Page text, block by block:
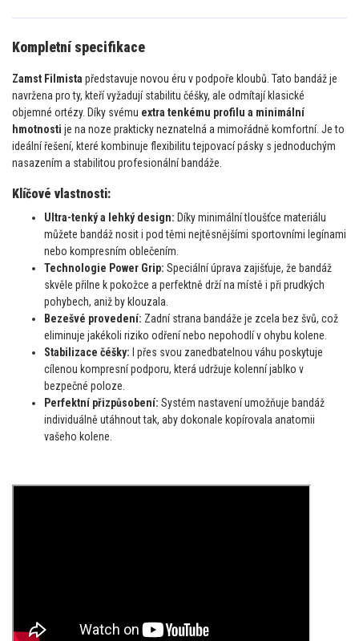
Kompletní specifikace
Zamst Filmista představuje novou éru v podpoře kloubů. Tato bandáž je
navržena pro ty, kteří vyžadují stabilitu čéšky, ale odmítají klasické
objemné ortézy. Díky svému extra tenkému profilu a minimální
hmotnosti je na noze prakticky neznatelná a mimořádně komfortní. Je to
ideální řešení, které kombinuje flexibilitu tejpovací pásky s jednoduchým
nasazením a stabilitou profesionální bandáže.
Klíčové vlastnosti:
Ultra-tenký a lehký design: Díky minimální tloušťce materiálu
můžete bandáž nosit i pod těmi nejtěsnějšími sportovními legínami
nebo kompresním oblečením.
Technologie Power Grip: Speciální úprava zajišťuje, že bandáž
skvěle přilne k pokožce a perfektně drží na místě i při prudkých
pohybech, aniž by klouzala.
Bezešvé provedení: Zadní strana bandáže je zcela bez švů, což
eliminuje jakékoli riziko odření nebo nepohodlí v ohybu kolene.
Stabilizace čéšky: I přes svou zanedbatelnou váhu poskytuje
cílenou kompresní podporu, která udržuje kolenní jablko v
bezpečné poloze.
Perfektní přizpůsobení: Systém nastavení umožňuje bandáž
individuálně utáhnout tak, aby dokonale kopírovala anatomii
vašeho kolene.